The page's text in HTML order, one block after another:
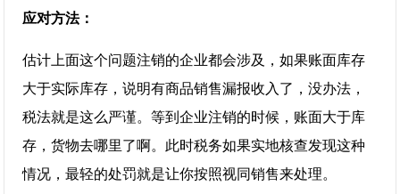
应对方法：
估计上面这个问题注销的企业都会涉及，如果账面库存
大于实际库存，说明有商品销售漏报收入了，没办法，
税法就是这么严谨。等到企业注销的时候，账面大于库
存，货物去哪里了啊。此时税务如果实地核查发现这种
情况，最轻的处罚就是让你按照视同销售来处理。